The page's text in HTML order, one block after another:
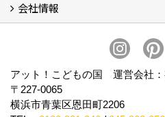
木のはなし (5)
コラム
会社情報
プライバシーポリシー
アット！こどもの国 運営会社
〒227-0065
横浜市青葉区恩田町2206